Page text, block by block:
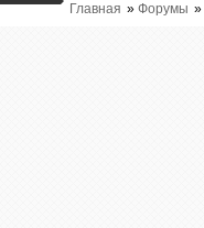
Главная » Форумы »